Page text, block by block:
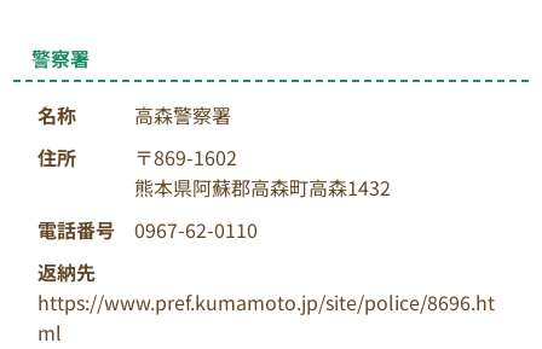
警察署
名称
高森警察署
住所
〒869-1602
熊本県阿蘇郡高森町高森1432
電話番号
0967-62-0110
返納先
https://www.pref.kumamoto.jp/site/police/8696.ht
ml